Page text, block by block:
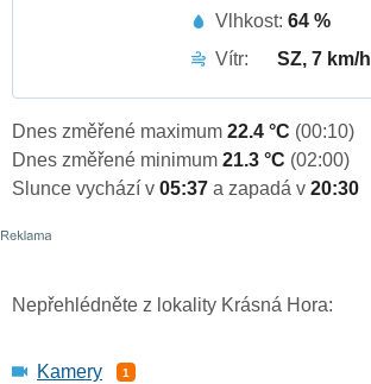
Vlhkost: 64 %
Vítr:
SZ, 7 km/h
Dnes změřené maximum 22.4 °C (00:10)
Dnes změřené minimum 21.3 °C (02:00)
Slunce vychází v 05:37 a zapadá v 20:30
Nepřehlédněte z lokality Krásná Hora:
Kamery 1